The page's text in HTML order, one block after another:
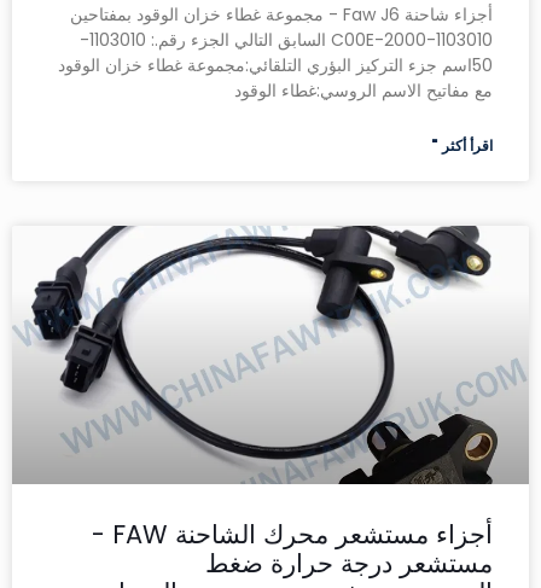
أجزاء شاحنة Faw J6 - مجموعة غطاء خزان الوقود بمفتاحين
1103010-2000-C00E السابق التالي الجزء رقم.: 1103010-
50اسم جزء التركيز البؤري التلقائي:مجموعة غطاء خزان الوقود
مع مفاتيح الاسم الروسي:غطاء الوقود
اقرأ أكثر "
أجزاء مستشعر محرك الشاحنة FAW -
مستشعر درجة حرارة ضغط